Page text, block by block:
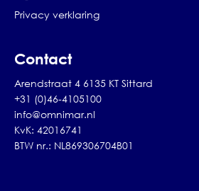
Privacy verklaring
Contact
Arendstraat 4 6135 KT Sittard
+31 (0)46-4105100
info@omnimar.nl
KvK: 42016741
BTW nr.: NL869306704B01